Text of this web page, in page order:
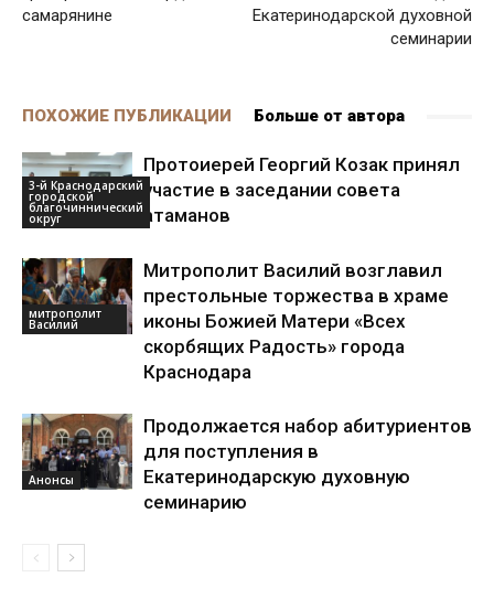
самарянине
Екатеринодарской духовной
семинарии
ПОХОЖИЕ ПУБЛИКАЦИИ Больше от автора
3-й Краснодарский
городской
благочиннический
округ
Протоиерей Георгий Козак принял
участие в заседании совета
атаманов
митрополит
Василий
Митрополит Василий возглавил
престольные торжества в храме
иконы Божией Матери «Всех
скорбящих Радость» города
Краснодара
Анонсы
Продолжается набор абитуриентов
для поступления в
Екатеринодарскую духовную
семинарию